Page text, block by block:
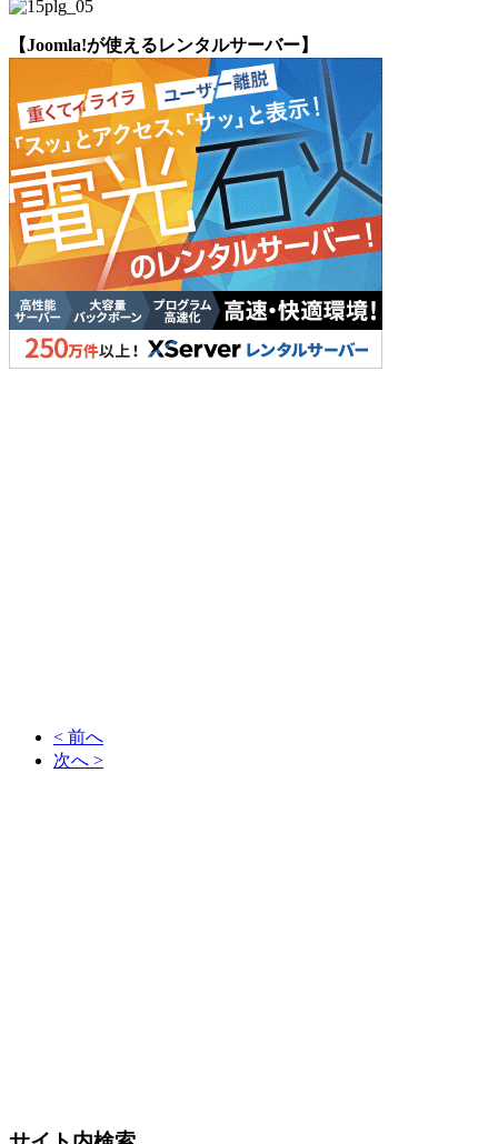
【Joomla!が使えるレンタルサーバー】
< 前へ
次へ >